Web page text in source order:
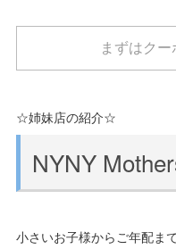
まずはクー
☆姉妹店の紹介☆
NYNY
小さいお子様からご年配ま